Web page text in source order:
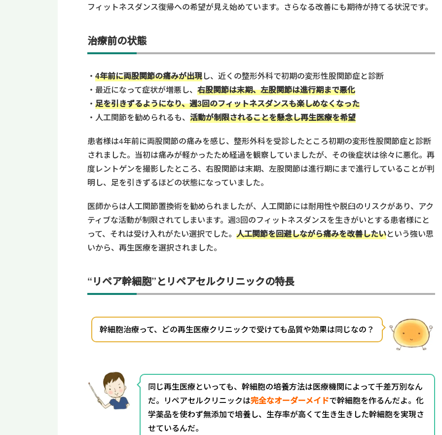
フィットネスダンス復帰への希望が見え始めています。さらなる改善にも期待が持てる状況です。
治療前の状態
4年前に両股関節の痛みが出現し、近くの整形外科で初期の変形性股関節症と診断
最近になって症状が増悪し、 右股関節は末期、左股関節は進行期まで悪化
足を引きずるようになり、週3回のフィットネスダンスも楽しめなくなった
人工関節を勧められるも、 活動が制限されることを懸念し再生医療を希望
患者様は4年前に両股関節の痛みを感じ、整形外科を受診したところ初期の変形性股関節症と診断
されました。当初は痛みが軽かったため経過を観察していましたが、その後症状は徐々に悪化。再
度レントゲンを撮影したところ、右股関節は末期、左股関節は進行期にまで進行していることが判
明し、足を引きずるほどの状態になっていました。
医師からは人工関節置換術を勧められましたが、人工関節には耐用性や脱臼のリスクがあり、アク
ティブな活動が制限されてしまいます。週3回のフィットネスダンスを生きがいとする患者様にと
って、それは受け入れがたい選択でした。 人工関節を回避しながら痛みを改善したいという強い思
いから、再生医療を選択されました。
“リペア幹細胞”とリペアセルクリニックの特長
幹細胞治療って、どの再生医療クリニックで受けても品質や効果は同じなの？
同じ再生医療といっても、幹細胞の培養方法は医療機関によって千差万別なん
だ。リペアセルクリニックは完全なオーダーメイドで幹細胞を作るんだよ。化
学薬品を使わず無添加で培養し、生存率が高くて生き生きした幹細胞を実現さ
せているんだ。